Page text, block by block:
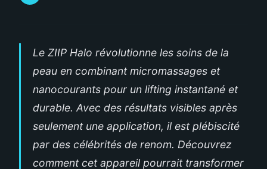
Le ZIIP Halo révolutionne les soins de la
peau en combinant micromassages et
nanocourants pour un lifting instantané et
durable. Avec des résultats visibles après
seulement une application, il est plébiscité
par des célébrités de renom. Découvrez
comment cet appareil pourrait transformer